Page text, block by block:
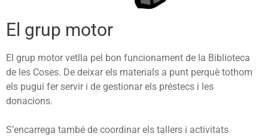
El grup motor
El grup motor vetlla pel bon funcionament de la Biblioteca
de les Coses. De deixar els materials a punt perquè tothom
els pugui fer servir i de gestionar els préstecs i les
donacions.
S’encarrega també de coordinar els tallers i activitats